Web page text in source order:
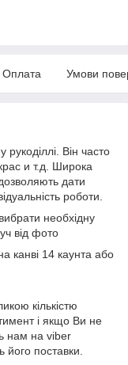
Оплата Умови
Він часто
и т.д. Широка
дати
роботи.
необхідну
від фото
канві 14 каунта або
кількістю
і якщо Ви не
нам на viber
поставки.